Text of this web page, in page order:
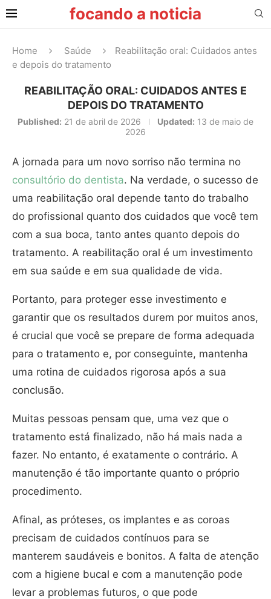
focando a noticia
Home Saúde
Reabilitação oral: Cuidados antes
e depois do tratamento
REABILITAÇÃO ORAL: CUIDADOS ANTES E
DEPOIS DO TRATAMENTO
Published: 21 de abril de 2026 Updated: 13 de maio de
2026
A jornada para um novo sorriso não termina no
consultório do dentista. Na verdade, o sucesso de
uma reabilitação oral depende tanto do trabalho
do profissional quanto dos cuidados que você tem
com a sua boca, tanto antes quanto depois do
tratamento. A reabilitação oral é um investimento
em sua saúde e em sua qualidade de vida.
Portanto, para proteger esse investimento e
garantir que os resultados durem por muitos anos,
é crucial que você se prepare de forma adequada
para o tratamento e, por conseguinte, mantenha
uma rotina de cuidados rigorosa após a sua
conclusão.
Muitas pessoas pensam que, uma vez que o
tratamento está finalizado, não há mais nada a
fazer. No entanto, é exatamente o contrário. A
manutenção é tão importante quanto o próprio
procedimento.
Afinal, as próteses, os implantes e as coroas
precisam de cuidados contínuos para se
manterem saudáveis e bonitos. A falta de atenção
com a higiene bucal e com a manutenção pode
levar a problemas futuros, o que pode